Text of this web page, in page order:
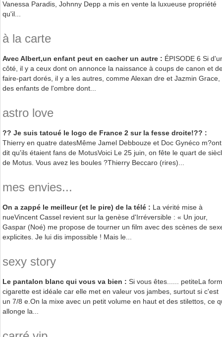
Vanessa Paradis, Johnny Depp a mis en vente la luxueuse propriété
qu'il...
à la carte
Avec Albert,un enfant peut en cacher un autre : ÉPISODE 6 Si
côté, il y a ceux dont on annonce la naissance à coups de canon et
faire-part dorés, il y a les autres, comme Alexan dre et Jazmin Grace,
des enfants de l'ombre dont...
astro love
?? Je suis tatoué le logo de France 2 sur la fesse droite!?? :
Thierry en quatre datesMême Jamel Debbouze et Doc Gynéco m?ont
dit qu'ils étaient fans de MotusVoici Le 25 juin, on fête le quart de
de Motus. Vous avez les boules ?Thierry Beccaro (rires)...
mes envies...
On a zappé le meilleur (et le pire) de la télé : La vérité mise à
nueVincent Cassel revient sur la genèse d'Irréversible : « Un jour,
Gaspar (Noé) me propose de tourner un film avec des scènes de
explicites. Je lui dis impossible ! Mais le...
sexy story
Le pantalon blanc qui vous va bien : Si vous êtes...... petiteLa
cigarette est idéale car elle met en valeur vos jambes, surtout si c'est
un 7/8 e.On la mixe avec un petit volume en haut et des stilettos, ce
allonge la...